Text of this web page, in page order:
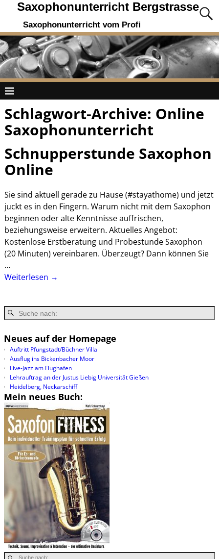
Saxophonunterricht Bergstrasse
Saxophonunterricht vom Profi
Schlagwort-Archive: Online
Saxophonunterricht
Schnupperstunde Saxophon
Online
Sie sind aktuell gerade zu Hause (#stayathome) und jetzt
juckt es in den Fingern. Warum nicht mit dem Saxophon
beginnen oder alte Kenntnisse auffrischen,
beziehungsweise erweitern. Aktuelles Angebot:
Kostenlose Erstberatung und Probestunde Saxophon
(20 Minuten) vereinbaren. Überzeugt? Dann können Sie
…
Weiterlesen →
Neues auf der Homepage
Auftritt Pfungstadt/Büchner Villa
Ausflug ins Bickenbacher Moor
Live-Jazz am Flughafen
Lehrauftrag an der Justus Liebig Universität Gießen
Heidelberg, Neckarschiff
Mein neues Buch: